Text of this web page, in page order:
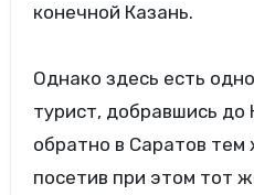
конечной Казань.
Однако здесь есть
турист, добравшись до
обратно в Саратов тем
посетив при этом тот